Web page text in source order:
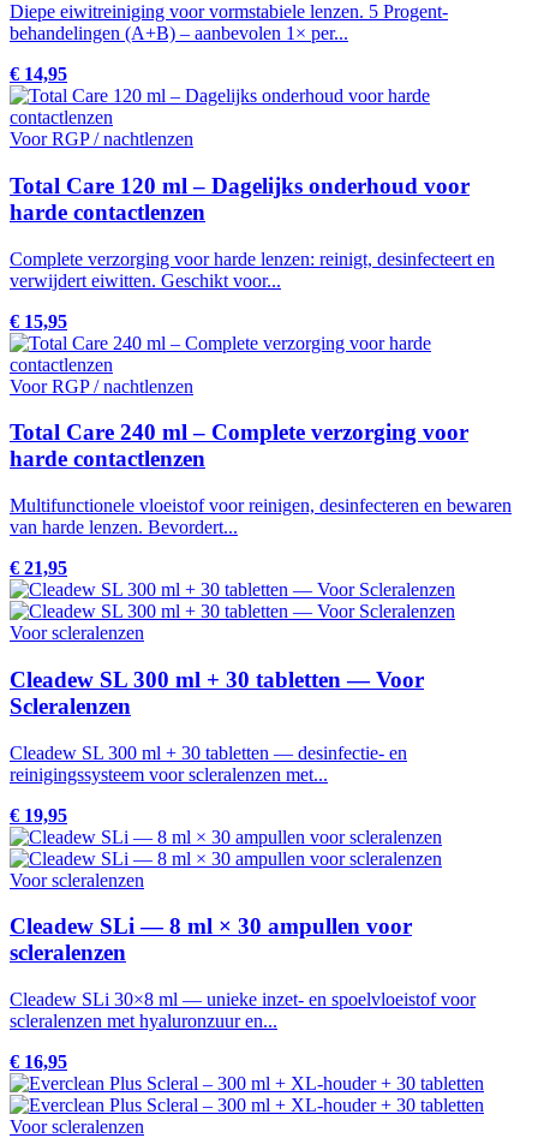
Diepe eiwitreiniging voor vormstabiele lenzen. 5 Progent-
behandelingen (A+B) – aanbevolen 1× per...
€ 14,95
Voor RGP / nachtlenzen
Total Care 120 ml – Dagelijks onderhoud voor
harde contactlenzen
Complete verzorging voor harde lenzen: reinigt, desinfecteert en
verwijdert eiwitten. Geschikt voor...
€ 15,95
Voor RGP / nachtlenzen
Total Care 240 ml – Complete verzorging voor
harde contactlenzen
Multifunctionele vloeistof voor reinigen, desinfecteren en bewaren
van harde lenzen. Bevordert...
€ 21,95
Voor scleralenzen
Cleadew SL 300 ml + 30 tabletten — Voor
Scleralenzen
Cleadew SL 300 ml + 30 tabletten — desinfectie- en
reinigingssysteem voor scleralenzen met...
€ 19,95
Voor scleralenzen
Cleadew SLi — 8 ml × 30 ampullen voor
scleralenzen
Cleadew SLi 30×8 ml — unieke inzet- en spoelvloeistof voor
scleralenzen met hyaluronzuur en...
€ 16,95
Voor scleralenzen